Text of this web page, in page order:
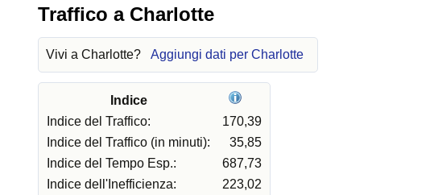
Traffico a Charlotte
Vivi a Charlotte? Aggiungi dati per Charlotte
Indice
Indice del Traffico:
170,39
Indice del Traffico (in minuti):
35,85
Indice del Tempo Esp.:
687,73
Indice dell'Inefficienza:
223,02